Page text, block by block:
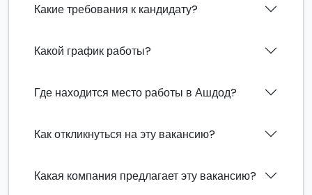
Какие требования к кандидату?
Какой график работы?
Где находится место работы в Ашдод?
Как откликнуться на эту вакансию?
Какая компания предлагает эту вакансию?